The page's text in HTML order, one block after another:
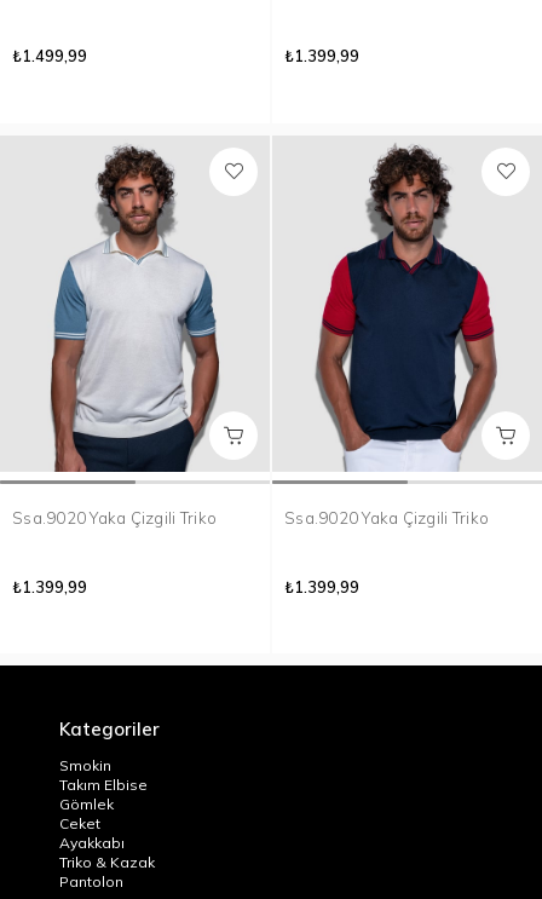
₺1.499,99 ₺1.399,99
Ssa.9020 Yaka Çizgili Triko
₺1.399,99
Ssa.9020 Yaka Çizgili Triko
₺1.399,99
Kategoriler
Smokin
Takım Elbise
Gömlek
Ceket
Ayakkabı
Triko & Kazak
Pantolon